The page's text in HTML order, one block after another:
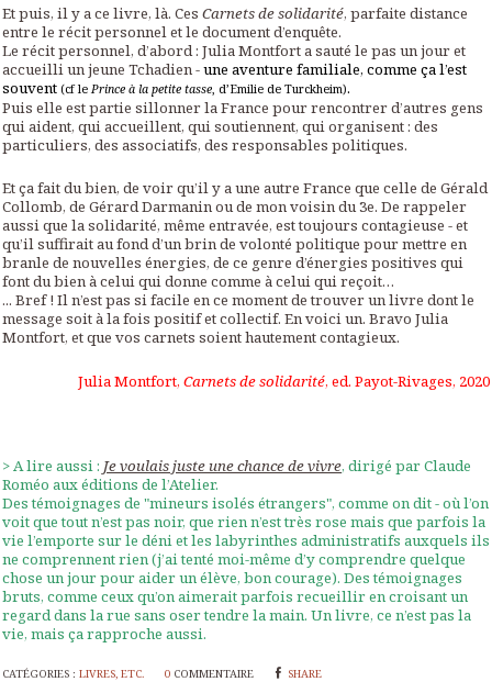
Et puis, il y a ce livre, là. Ces Carnets de solidarité, parfaite distance
entre le récit personnel et le document d’enquête.
Le récit personnel, d’abord : Julia Montfort a sauté le pas un jour et
accueilli un jeune Tchadien -une aventure familiale, comme ça l’est
souvent (cf le Prince à la petite tasse, d’Emilie de Turckheim).
Puis elle est partie sillonner la France pour rencontrer d’autres gens
qui aident, qui accueillent, qui soutiennent, qui organisent : des
particuliers, des associatifs, des responsables politiques.
Et ça fait du bien, de voir qu’il y a une autre France que celle de Gérald
Collomb, de Gérard Darmanin ou de mon voisin du 3e. De rappeler
aussi que la solidarité, même entravée, est toujours contagieuse - et
qu’il suffirait au fond d’un brin de volonté politique pour mettre en
branle de nouvelles énergies, de ce genre d’énergies positives qui
font du bien à celui qui donne comme à celui qui reçoit…
... Bref ! Il n’est pas si facile en ce moment de trouver un livre dont le
message soit à la fois positif et collectif. En voici un. Bravo Julia
Montfort, et que vos carnets soient hautement contagieux.
Julia Montfort, Carnets de solidarité, ed. Payot-Rivages, 2020
> A lire aussi : Je voulais juste une chance de vivre, dirigé par Claude
Roméo aux éditions de l’Atelier.
Des témoignages de "mineurs isolés étrangers", comme on dit - où l’on
voit que tout n’est pas noir, que rien n’est très rose mais que parfois la
vie l’emporte sur le déni et les labyrinthes administratifs auxquels ils
ne comprennent rien (j’ai tenté moi-même d’y comprendre quelque
chose un jour pour aider un élève, bon courage). Des témoignages
bruts, comme ceux qu’on aimerait parfois recueillir en croisant un
regard dans la rue sans oser tendre la main. Un livre, ce n’est pas la
vie, mais ça rapproche aussi.
CATÉGORIES : LIVRES, ETC. 0 COMMENTAIRE SHARE